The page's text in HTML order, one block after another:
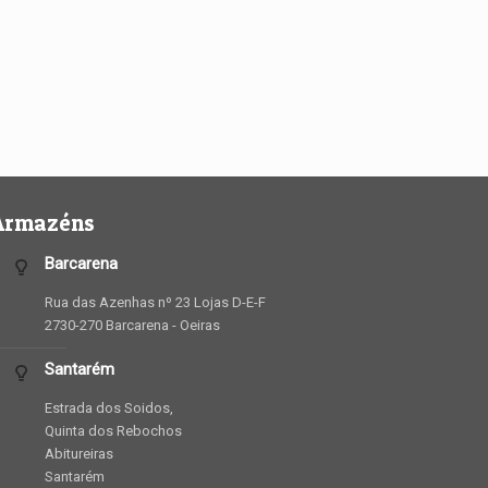
Barcarena
Rua das Azenhas nº 23 Lojas D-E-F
2730-270 Barcarena - Oeiras
Santarém
Estrada dos Soidos,
Quinta dos Rebochos
Abitureiras
Santarém